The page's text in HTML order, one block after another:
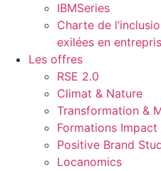
IBMSeries
Charte de
exilées en
Les offres
RSE 2.0
Climat & Nature
Transformation &
Formations
Positive Brand
Locanomics